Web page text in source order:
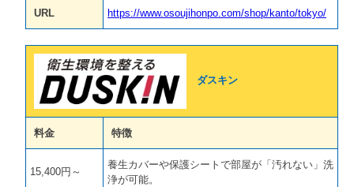
URL https://www.osoujihonpo.com/shop/kanto/tokyo/
ダスキン
料金 特徴
15,400円～
養生カバーや保護シートで部屋が「汚れない」洗
浄が可能。